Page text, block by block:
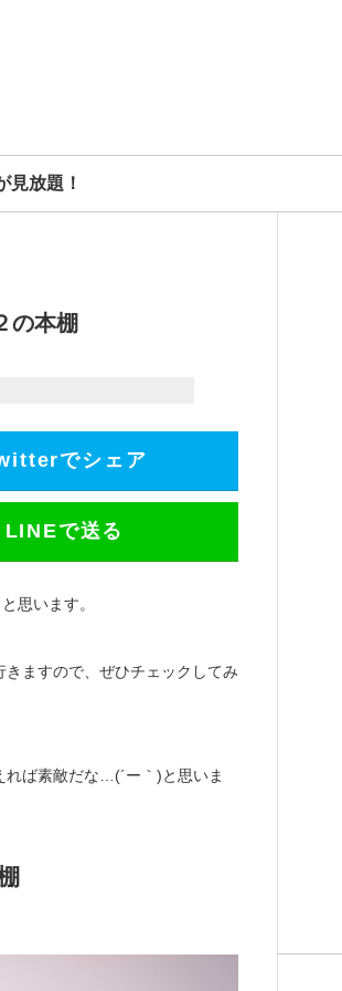
見放題！
の本棚
でシェア
LINEで送る
思います。
ますので、ぜひチェックしてみ
ば素敵だな…(´ー｀)と思いま